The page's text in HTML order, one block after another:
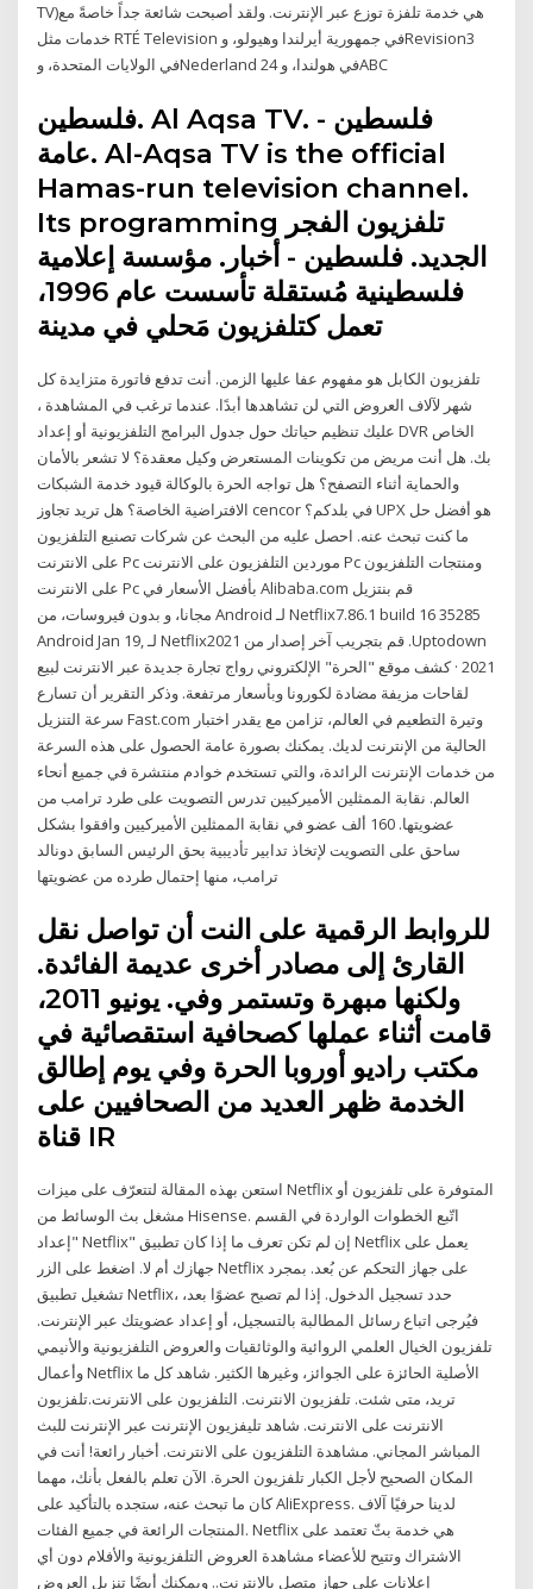
TV)‏ هي خدمة تلفزة توزع عبر الإنترنت. ولقد أصبحت شائعة جداً خاصةً مع
خدمات مثل RTÉ Television في جمهورية أيرلندا وهيولو، وRevision3
في الولايات المتحدة، وNederland 24 في هولندا، وABC
فلسطين. Al Aqsa TV. فلسطين -
عامة. Al-Aqsa TV is the official
Hamas-run television channel.
Its programming تلفزيون الفجر
الجديد. فلسطين - أخبار. مؤسسة إعلامية
فلسطينية مُستقلة تأسست عام 1996،
تعمل كتلفزيون مَحلي في مدينة
تلفزيون الكابل هو مفهوم عفا عليها الزمن. أنت تدفع فاتورة متزايدة كل
شهر لآلاف العروض التي لن تشاهدها أبدًا. عندما ترغب في المشاهدة ،
عليك تنظيم حياتك حول جدول البرامج التلفزيونية أو إعداد DVR الخاص
بك. هل أنت مريض من تكوينات المستعرض وكيل معقدة؟ لا تشعر بالأمان
والحماية أثناء التصفح؟ هل تواجه الحرة بالوكالة قيود خدمة الشبكات
الافتراضية الخاصة؟ هل تريد تجاوز cencor في بلدكم؟ UPX هو أفضل حل
ما كنت تبحث عنه. احصل عليه من البحث عن شركات تصنيع التلفزيون
على الانترنت Pc موردين التلفزيون على الانترنت Pc ومنتجات التلفزيون
على الانترنت Pc بأفضل الأسعار في Alibaba.com ‫قم بنتزيل
Netflix7.86.1 build 16 35285 لـ Android مجانا، و بدون فيروسات، من
Uptodown. قم بتجريب آخر إصدار من Netflix2021 لـ Android Jan 19,
2021 · كشف موقع "الحرة" الإلكتروني رواج تجارة جديدة عبر الانترنت لبيع
لقاحات مزيفة مضادة لكورونا وبأسعار مرتفعة. وذكر التقرير أن تسارع
وتيرة التطعيم في العالم، تزامن مع يقدر اختبار Fast.com سرعة التنزيل
الحالية من الإنترنت لديك. يمكنك بصورة عامة الحصول على هذه السرعة
من خدمات الإنترنت الرائدة، والتي تستخدم خوادم منتشرة في جميع أنحاء
العالم. نقابة الممثلين الأميركيين تدرس التصويت على طرد ترامب من
عضويتها. 160 ألف عضو في نقابة الممثلين الأميركيين وافقوا بشكل
ساحق على التصويت لإتخاذ تدابير تأديبية بحق الرئيس السابق دونالد
ترامب، منها إحتمال طرده من عضويتها
للروابط الرقمية على النت أن تواصل نقل
القارئ إلى مصادر أخرى عديمة الفائدة.
ولكنها مبهرة وتستمر وفي. يونيو 2011،
قامت أثناء عملها كصحافية استقصائية في
مكتب راديو أوروبا الحرة وفي يوم إطالق
الخدمة ظهر العديد من الصحافيين على
قناة IR
استعن بهذه المقالة لتتعرّف على ميزات Netflix المتوفرة على تلفزيون أو
مشغل بث الوسائط من Hisense. اتّبع الخطوات الواردة في القسم
"إعداد Netflix" إن لم تكن تعرف ما إذا كان تطبيق Netflix يعمل على
جهازك أم لا. اضغط على الزر Netflix على جهاز التحكم عن بُعد. بمجرد
تشغيل تطبيق Netflix، حدد تسجيل الدخول. إذا لم تصبح عضوًا بعد،
فيُرجى اتباع رسائل المطالبة بالتسجيل، أو إعداد عضويتك عبر الإنترنت.
تلفزيون الخيال العلمي الروائية والوثائقيات والعروض التلفزيونية والأنيمي
وأعمال Netflix الأصلية الحائزة على الجوائز، وغيرها الكثير. شاهد كل ما
تريد، متى شئت. تلفزيون الانترنت. التلفزيون على الانترنت.تلفزيون
الانترنت على الانترنت. شاهد تليفزيون الإنترنت عبر الإنترنت للبث
المباشر المجاني. مشاهدة التلفزيون على الانترنت. أخبار رائعة! أنت في
المكان الصحيح لأجل الكبار تلفزيون الحرة. الآن تعلم بالفعل بأنك، مهما
كان ما تبحث عنه، ستجده بالتأكيد على AliExpress. لدينا حرفيًا آلاف
المنتجات الرائعة في جميع الفئات. Netflix هي خدمة بثّ تعتمد على
الاشتراك وتتيح للأعضاء مشاهدة العروض التلفزيونية والأفلام دون أي
إعلانات على جهاز متصل بالإنترنت.. ويمكنك أيضًا تنزيل العروض